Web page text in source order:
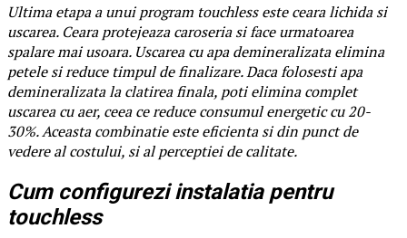
Ultima etapa a unui program touchless este ceara lichida si
uscarea. Ceara protejeaza caroseria si face urmatoarea
spalare mai usoara. Uscarea cu apa demineralizata elimina
petele si reduce timpul de finalizare. Daca folosesti apa
demineralizata la clatirea finala, poti elimina complet
uscarea cu aer, ceea ce reduce consumul energetic cu 20-
30%. Aceasta combinatie este eficienta si din punct de
vedere al costului, si al perceptiei de calitate.
Cum configurezi instalatia pentru
touchless